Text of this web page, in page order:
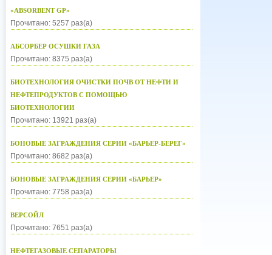
«ABSORBENT GP»
Прочитано: 5257 раз(а)
АБСОРБЕР ОСУШКИ ГАЗА
Прочитано: 8375 раз(а)
БИОТЕХНОЛОГИЯ ОЧИСТКИ ПОЧВ ОТ НЕФТИ И
НЕФТЕПРОДУКТОВ С ПОМОЩЬЮ
БИОТЕХНОЛОГИИ
Прочитано: 13921 раз(а)
БОНОВЫЕ ЗАГРАЖДЕНИЯ СЕРИИ «БАРЬЕР-БЕРЕГ»
Прочитано: 8682 раз(а)
БОНОВЫЕ ЗАГРАЖДЕНИЯ СЕРИИ «БАРЬЕР»
Прочитано: 7758 раз(а)
ВЕРСОЙЛ
Прочитано: 7651 раз(а)
НЕФТЕГАЗОВЫЕ СЕПАРАТОРЫ